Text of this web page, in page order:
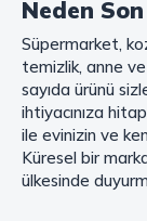
Mahmood Coffee
Mahmood Coffee
keyfinizi doruklara
granül kahve, gold
lezzetli seçenekler
kahve arıyorsanız,
sizleri bekliyor.
lezzet katabilirsiniz.
Neden
Süpermarket,
temizlik, anne
sayıda ürünü
ihtiyacınıza
ile evinizin ve
Küresel bir
ülkesinde